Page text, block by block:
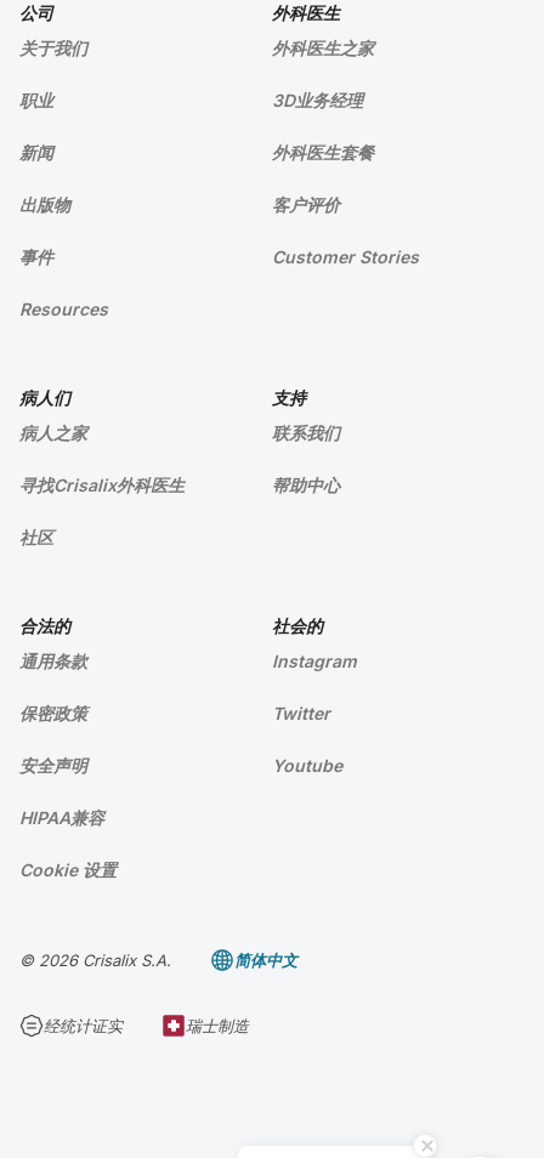
公司
关于我们
职业
新闻
出版物
事件
Resources
外科医生
外科医生之家
3D业务经理
外科医生套餐
客户评价
Customer Stories
病人们
病人之家
寻找Crisalix外科医生
社区
支持
联系我们
帮助中心
合法的
通用条款
保密政策
安全声明
HIPAA兼容
Cookie 设置
社会的
Instagram
Twitter
Youtube
© 2026 Crisalix S.A. 简体中文
经统计证实 瑞士制造